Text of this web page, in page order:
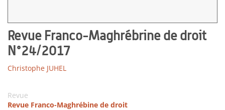
Revue Franco-Maghrébrine de droit
N°24/2017
Christophe JUHEL
Revue
Revue Franco-Maghrébine de droit